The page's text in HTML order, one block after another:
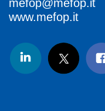
mefop@mefop.it
www.mefop.it